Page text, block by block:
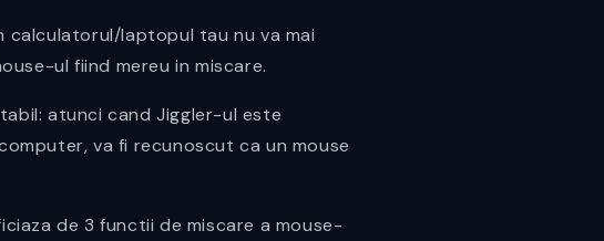
calculatorul/laptopul tau nu va mai
ul fiind mereu in miscare.
atunci cand Jiggler-ul este
va fi recunoscut ca un mouse
de 3 functii de miscare a mouse-